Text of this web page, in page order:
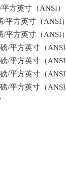
方英寸（ANSI）
/平方英寸（ANSI）
/平方英寸（ANSI）
/平方英寸（ANSI
/平方英寸（ANSI
/平方英寸（ANSI
/平方英寸（ANSI